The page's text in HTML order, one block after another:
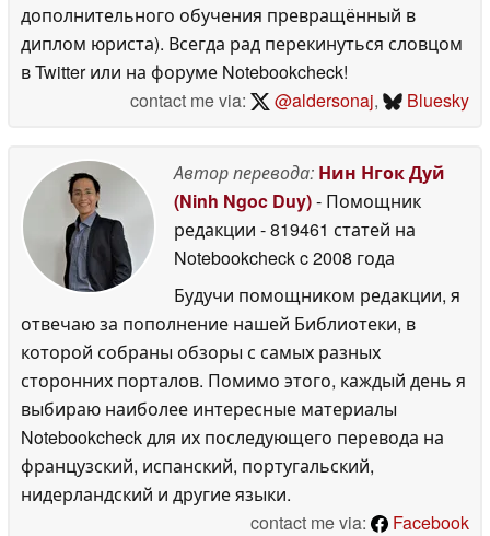
дополнительного обучения превращённый в
диплом юриста). Всегда рад перекинуться словцом
в Twitter или на форуме Notebookcheck!
contact me via:
@aldersonaj, Bluesky
Автор перевода: Нин Нгок Дуй
(Ninh Ngoc Duy)- Помощник
редакции - 819461 статей на
Notebookcheckc 2008 года
Будучи помощником редакции, я
отвечаю за пополнение нашей Библиотеки, в
которой собраны обзоры с самых разных
сторонних порталов. Помимо этого, каждый день я
выбираю наиболее интересные материалы
Notebookcheck для их последующего перевода на
французский, испанский, португальский,
нидерландский и другие языки.
contact me via:
Facebook